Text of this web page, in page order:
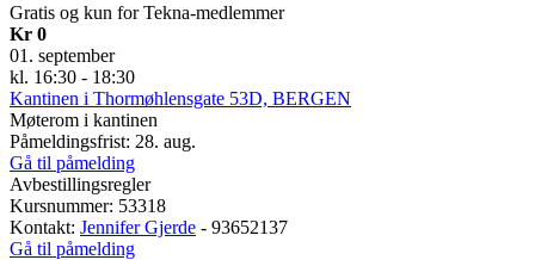
Gratis og kun for Tekna-medlemmer
Kr 0
01. september
kl. 16:30 - 18:30
Kantinen i Thormøhlensgate 53D, BERGEN
Møterom i kantinen
Påmeldingsfrist: 28. aug.
Gå til påmelding
Avbestillingsregler
Kursnummer: 53318
Kontakt: Jennifer Gjerde - 93652137
Gå til påmelding